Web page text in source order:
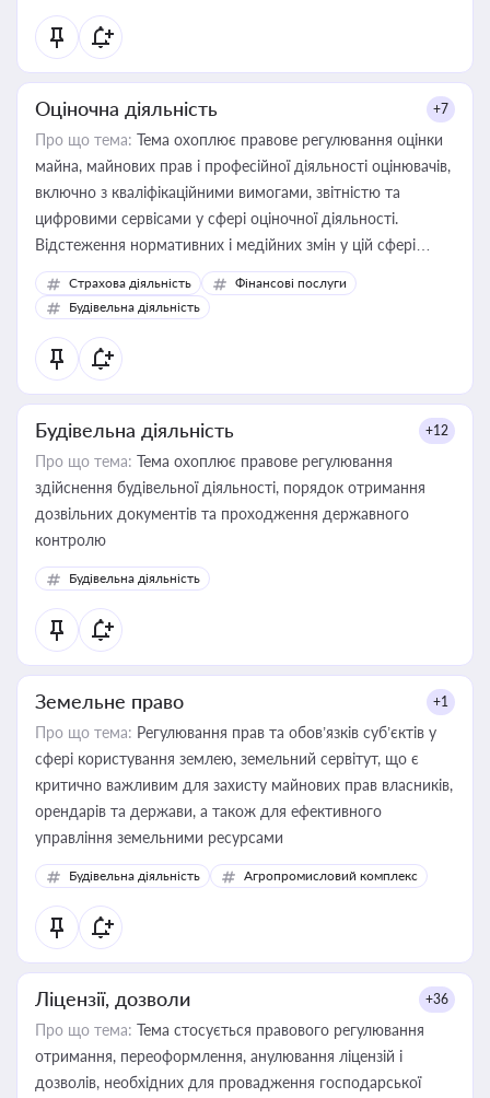
Оціночна діяльність +7
Про що тема: Тема охоплює правове регулювання оцінки
майна, майнових прав і професійної діяльності оцінювачів,
включно з кваліфікаційними вимогами, звітністю та
цифровими сервісами у сфері оціночної діяльності.
Відстеження нормативних і медійних змін у цій сфері
корисне для власника бізнесу, керівника, юриста або
бухгалтера під час оподаткування, приватизації, оренди
державного майна, корпоративних угод і перевірки
статусу суб'єктів оціночної діяльності
Страхова діяльність
Фінансові послуги
Будівельна діяльність
Будівельна діяльність +12
Про що тема: Тема охоплює правове регулювання
здійснення будівельної діяльності, порядок отримання
дозвільних документів та проходження державного
контролю
Будівельна діяльність
Земельне право +1
Про що тема: Регулювання прав та обов’язків суб’єктів у
сфері користування землею, земельний сервітут, що є
критично важливим для захисту майнових прав власників,
орендарів та держави, а також для ефективного
управління земельними ресурсами
Будівельна діяльність Агропромисловий комплекс
Ліцензії, дозволи +36
Про що тема: Тема стосується правового регулювання
отримання, переоформлення, анулювання ліцензій і
дозволів, необхідних для провадження господарської